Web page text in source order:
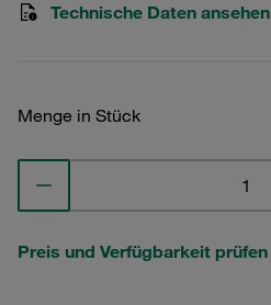
Technische Daten ansehen
Menge in Stück
Preis und Verfügbarkeit prüfen